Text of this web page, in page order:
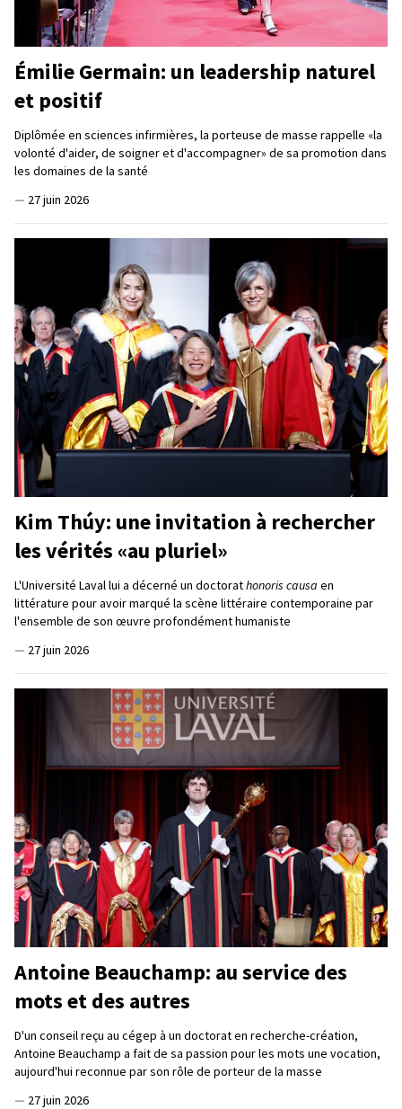
Émilie Germain: un leadership naturel
et positif
Diplômée en sciences infirmières, la porteuse de masse rappelle «la
volonté d'aider, de soigner et d'accompagner» de sa promotion dans
les domaines de la santé
— 27 juin 2026
Kim Thúy: une invitation à rechercher
les vérités «au pluriel»
L'Université Laval lui a décerné un doctorathonoris causa en
littérature pour avoir marqué la scène littéraire contemporaine par
l'ensemble de son œuvre profondément humaniste
— 27 juin 2026
Antoine Beauchamp: au service des
mots et des autres
D'un conseil reçu au cégep à un doctorat en recherche-création,
Antoine Beauchamp a fait de sa passion pour les mots une vocation,
aujourd'hui reconnue par son rôle de porteur de la masse
— 27 juin 2026